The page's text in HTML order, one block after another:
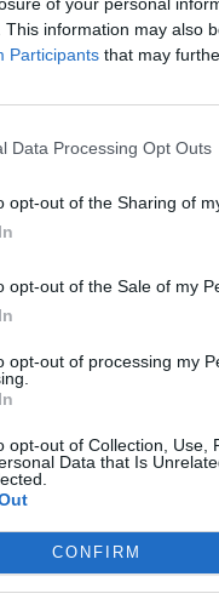
This information may also
Participants that may
Data Processing Opt Outs
opt-out of the Sharing of
opt-out of the Sale of my
opt-out of processing my
opt-out of Collection, Use,
Data that Is
CONFIRM
diskusija:
pavojingą